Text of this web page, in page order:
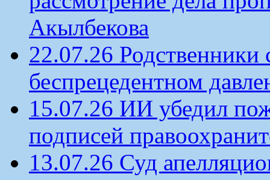
Акылбекова
22.07.26
беспрецедентном
15.07.26 ИИ убедил
подписей
13.07.26 Суд